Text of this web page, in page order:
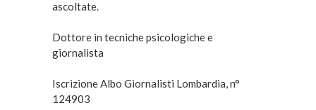
ascoltate.
Dottore in tecniche psicologiche e
giornalista
Iscrizione Albo Giornalisti Lombardia, n°
124903